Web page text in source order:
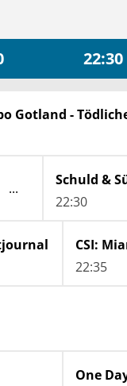
22:30
Gotland -
22:30
CSI:
22:35
One